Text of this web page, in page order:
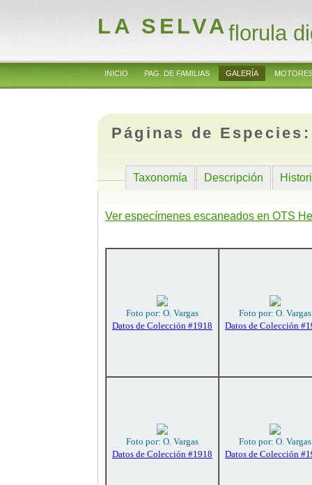
LA SELVAflorula
INICIO PAG. DE FAMILIAS GALERÍA
Páginas de
Taxonomía Descripción
Ver especímenes escaneados en OTS
Foto por: O. Vargas
Datos de Colección #1918
Foto por: O. Vargas
Datos de Colección
Foto por: O. Vargas
Datos de Colección #1918
Foto por: O. Vargas
Datos de Colección